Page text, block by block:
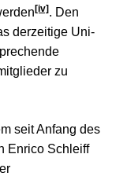
[iv]. Den
derzeitige Uni-
zu
seit Anfang des
Enrico Schleiff